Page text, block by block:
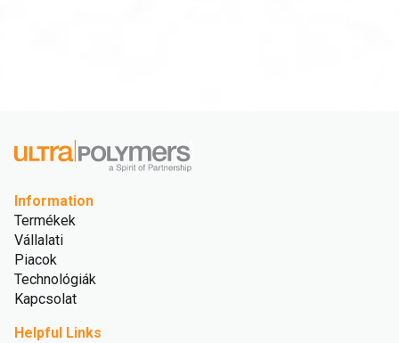
Information
Termékek
Vállalati
Piacok
Technológiák
Kapcsolat
Helpful Links